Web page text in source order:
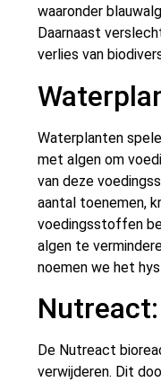
waaronder
Daarnaast
verlies van
Waterplanten
met algen om
van deze
aantal toenemen,
voedingsstoffen
algen te
noemen we het
De Nutreact
verwijderen. Dit